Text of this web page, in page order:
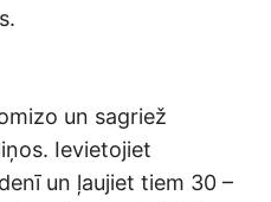
un sagriež
Ievietojiet
un ļaujiet tiem 30 –